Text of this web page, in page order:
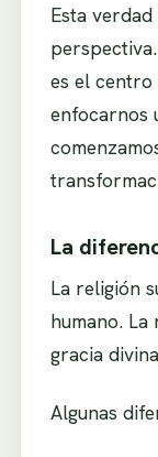
Esta
es el centro
enfocarnos
La
La religión
humano.
gracia
Algunas